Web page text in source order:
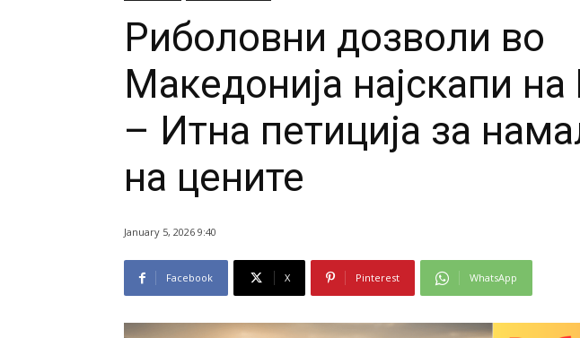
Риболовни дозволи во
Македонија најскапи
– Итна петиција за
на цените
January 5, 2026 9:40
Facebook X Pinterest WhatsApp